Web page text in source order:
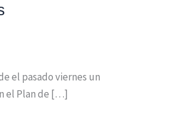
el pasado viernes un
el Plan de […]